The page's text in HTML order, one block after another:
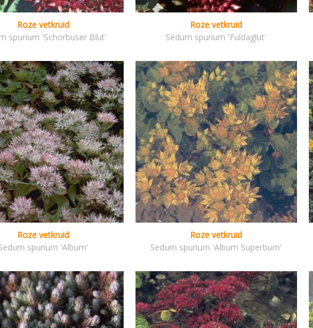
Roze vetkruid
spurium 'Schorbuser Blut'
Roze vetkruid
Sedum spurium 'Fuldaglut'
Roze vetkruid
spurium 'Album'
Roze vetkruid
Sedum spurium 'Album Superbum'